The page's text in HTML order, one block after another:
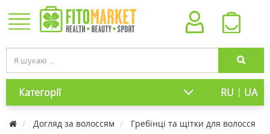
Категорії RU | UA
Догляд за волоссям Гребінці та щітки для волосся